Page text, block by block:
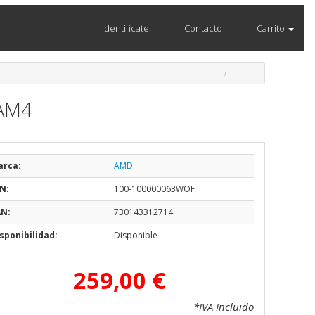
Identifícate Contacto Carrito
AMD
100-100000063WOF
730143312714
Disponible
259,00 €
*IVA Incluido